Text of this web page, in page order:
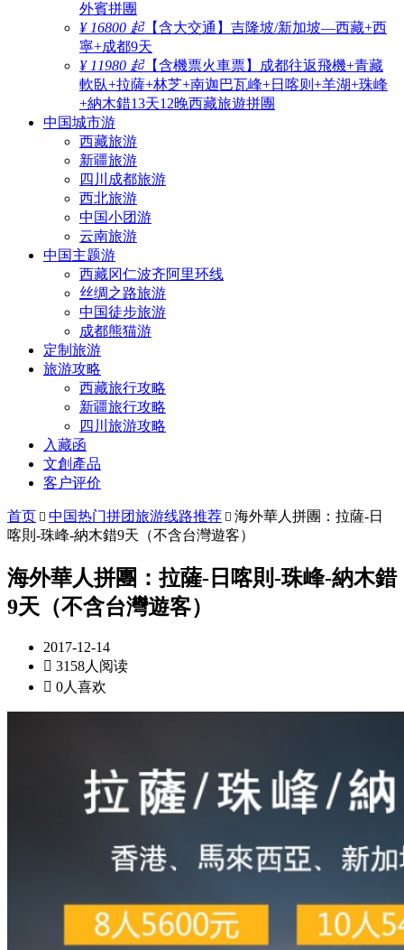
外賓拼團
¥ 16800 起【含大交通】吉隆坡/新加坡—西藏+西
寧+成都9天
¥ 11980 起【含機票火車票】成都往返飛機+青藏
軟臥+拉薩+林芝+南迦巴瓦峰+日喀则+羊湖+珠峰
+納木錯13天12晚西藏旅遊拼團
中国城市游
西藏旅游
新疆旅游
四川成都旅游
西北旅游
中国小团游
云南旅游
中国主题游
西藏冈仁波齐阿里环线
丝绸之路旅游
中国徒步旅游
成都熊猫游
定制旅游
旅游攻略
西藏旅行攻略
新疆旅行攻略
四川旅游攻略
入藏函
文創產品
客户评价
首页  中国热门拼团旅游线路推荐  海外華人拼團：拉薩-日
喀則-珠峰-納木錯9天（不含台灣遊客）
海外華人拼團：拉薩-日喀則-珠峰-納木錯
9天（不含台灣遊客）
2017-12-14
 3158人阅读
 0人喜欢